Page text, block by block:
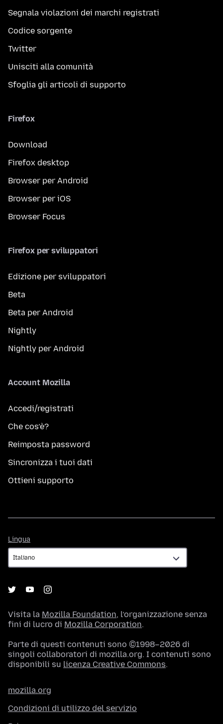
Segnala violazioni dei marchi registrati
Codice sorgente
Twitter
Unisciti alla comunità
Sfoglia gli articoli di supporto
Firefox
Download
Firefox desktop
Browser per Android
Browser per iOS
Browser Focus
Firefox per sviluppatori
Edizione per sviluppatori
Beta
Beta per Android
Nightly
Nightly per Android
Account Mozilla
Accedi/registrati
Che cos’è?
Reimposta password
Sincronizza i tuoi dati
Ottieni supporto
Lingua
Visita la Mozilla Foundation, l’organizzazione senza
fini di lucro di Mozilla Corporation.
Parte di questi contenuti sono ©1998–2026 di
singoli collaboratori di mozilla.org. I contenuti sono
disponibili su licenza Creative Commons.
mozilla.org
Condizioni di utilizzo del servizio